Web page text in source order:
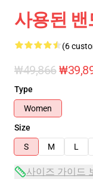
사용된 밴
(6
₩49,866
Type
Women
Size
S
M L
사이즈 가이드